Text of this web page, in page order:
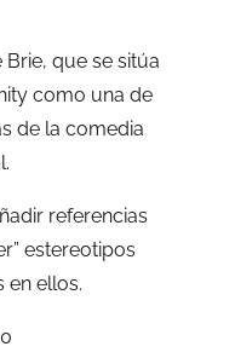
que se sitúa
como una de
de la comedia
referencias
estereotipos
en ellos.